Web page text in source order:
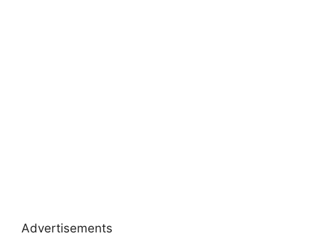
Advertisements